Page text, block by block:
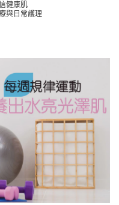
健康肌
與日常護理